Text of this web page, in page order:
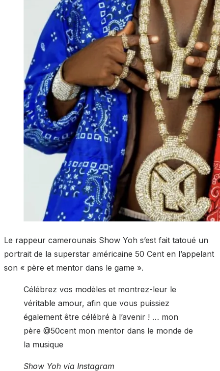
Le rappeur camerounais Show Yoh s’est fait tatoué un
portrait de la superstar américaine 50 Cent en l’appelant
son « père et mentor dans le game ».
Célébrez vos modèles et montrez-leur le
véritable amour, afin que vous puissiez
également être célébré à l’avenir ! … mon
père @50cent mon mentor dans le monde de
la musique
Show Yoh via Instagram